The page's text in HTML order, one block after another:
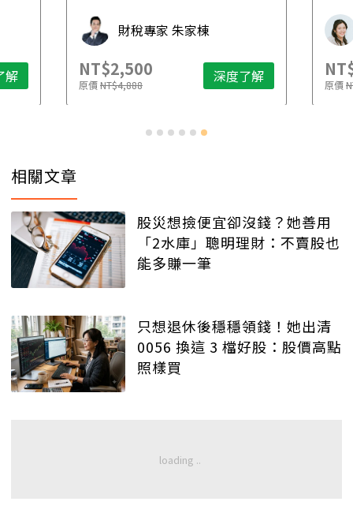
解
財稅專家 朱家棟
NT$2,500
原價NT$4,888 深度了解 原價
相關文章
股災想撿便宜卻沒錢？她善用
「2水庫」聰明理財：不賣股也
能多賺一筆
只想退休後穩穩領錢！她出清
0056 換這 3 檔好股：股價高點
照樣買